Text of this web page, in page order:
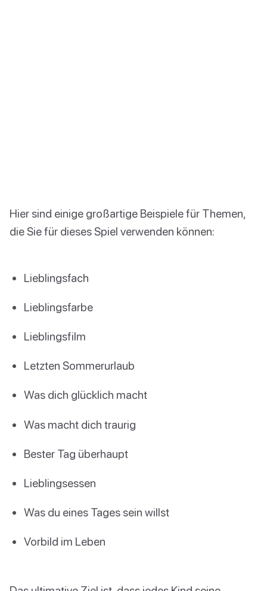
Hier sind einige großartige Beispiele für Themen,
die Sie für dieses Spiel verwenden können:
Lieblingsfach
Lieblingsfarbe
Lieblingsfilm
Letzten Sommerurlaub
Was dich glücklich macht
Was macht dich traurig
Bester Tag überhaupt
Lieblingsessen
Was du eines Tages sein willst
Vorbild im Leben